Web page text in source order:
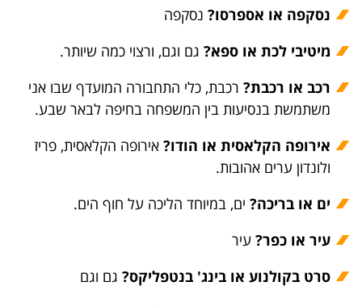
נסקפה או אספרסו? נסקפה
מיטיבי לכת או ספא? גם וגם, ורצוי כמה שיותר.
רכב או רכבת? רכבת, כלי התחבורה המועדף שבו אני
משתמשת בנסיעות בין המשפחה בחיפה לבאר שבע.
אירופה הקלאסית או הודו? אירופה הקלאסית, פריז
ולונדון ערים אהובות.
ים או בריכה? ים, במיוחד הליכה על חוף הים.
עיר או כפר? עיר
סרט בקולנוע או בינג' בנטפליקס? גם וגם